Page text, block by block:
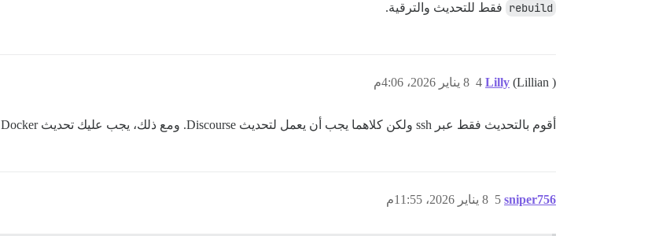
rebuild فقط للتحديث والترقية.
Lilly (Lillian ) 8 يناير 2026، 4:06م 4
أقوم بالتحديث فقط عبر ssh ولكن كلاهما يجب أن يعمل لتحديث Discourse. ومع ذلك، يجب عليك تحديث Docker من سطر الأوامر (التحديثات أقل تكرارًا).
sniper756 8 يناير 2026، 11:55م 5